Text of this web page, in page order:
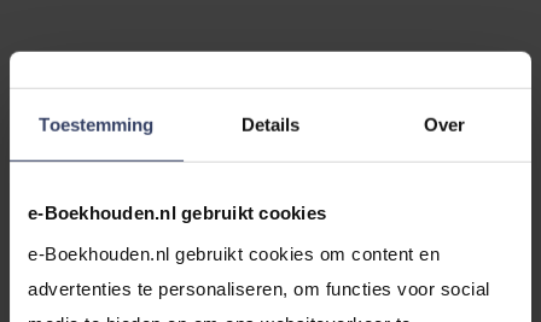
Toestemming Details Over
e-Boekhouden.nl gebruikt cookies
e-Boekhouden.nl gebruikt cookies om content en
advertenties te personaliseren, om functies voor social